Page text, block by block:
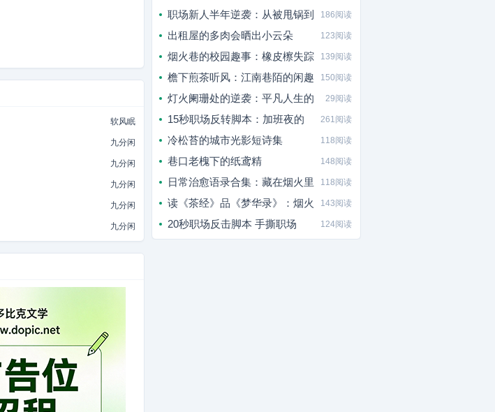
软风眠
九分闲
九分闲
九分闲
九分闲
九分闲
职场新人半年逆袭：从被甩锅到 186阅读
出租屋的多肉会晒出小云朵 123阅读
烟火巷的校园趣事：橡皮檫失踪 139阅读
檐下煎茶听风：江南巷陌的闲趣 150阅读
灯火阑珊处的逆袭：平凡人生的 29阅读
15秒职场反转脚本：加班夜的 261阅读
冷松苔的城市光影短诗集 118阅读
巷口老槐下的纸鸢精 148阅读
日常治愈语录合集：藏在烟火里 118阅读
读《茶经》品《梦华录》：烟火 143阅读
20秒职场反击脚本 手撕职场 124阅读